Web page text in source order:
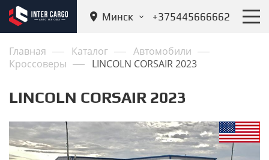
Минск +375445666662
Главная Каталог
Автомобили
Кроссоверы
LINCOLN CORSAIR 2023
LINCOLN CORSAIR 2023